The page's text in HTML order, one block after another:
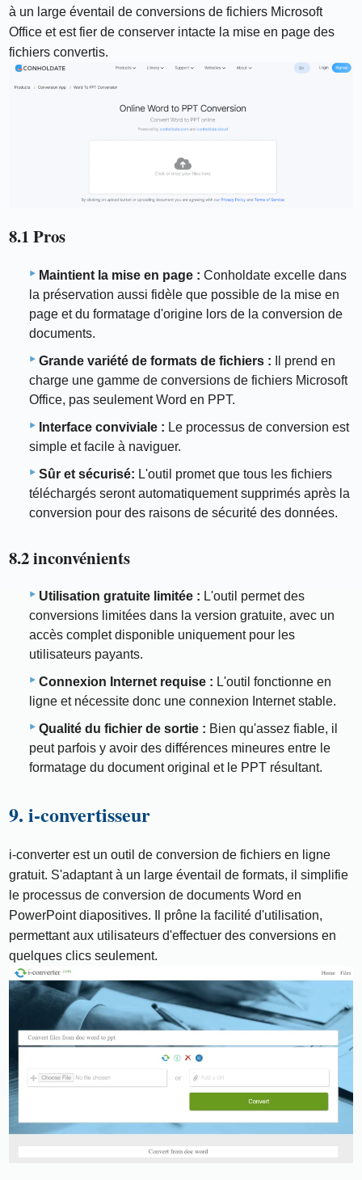
à un large éventail de conversions de fichiers Microsoft
Office et est fier de conserver intacte la mise en page des
fichiers convertis.
8.1 Pros
Maintient la mise en page : Conholdate excelle dans
la préservation aussi fidèle que possible de la mise en
page et du formatage d'origine lors de la conversion de
documents.
Grande variété de formats de fichiers : Il prend en
charge une gamme de conversions de fichiers Microsoft
Office, pas seulement Word en PPT.
Interface conviviale : Le processus de conversion est
simple et facile à naviguer.
Sûr et sécurisé: L'outil promet que tous les fichiers
téléchargés seront automatiquement supprimés après la
conversion pour des raisons de sécurité des données.
8.2 inconvénients
Utilisation gratuite limitée : L'outil permet des
conversions limitées dans la version gratuite, avec un
accès complet disponible uniquement pour les
utilisateurs payants.
Connexion Internet requise : L'outil fonctionne en
ligne et nécessite donc une connexion Internet stable.
Qualité du fichier de sortie : Bien qu'assez fiable, il
peut parfois y avoir des différences mineures entre le
formatage du document original et le PPT résultant.
9. i-convertisseur
i-converter est un outil de conversion de fichiers en ligne
gratuit. S'adaptant à un large éventail de formats, il simplifie
le processus de conversion de documents Word en
PowerPoint diapositives. Il prône la facilité d'utilisation,
permettant aux utilisateurs d'effectuer des conversions en
quelques clics seulement.